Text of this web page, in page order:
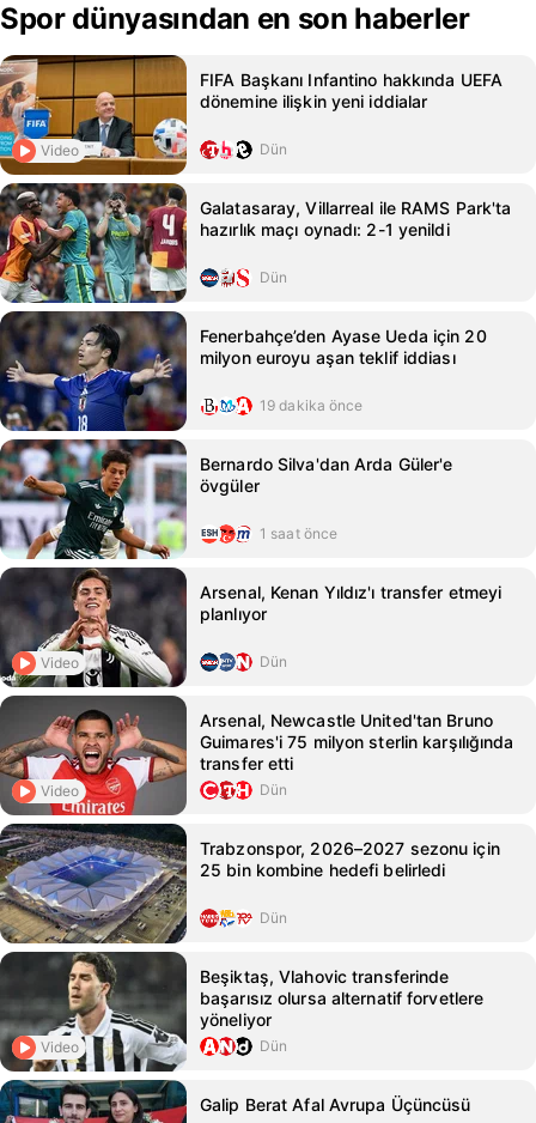
Spor dünyasından en son haberler
Video
FIFA Başkanı Infantino hakkında UEFA
dönemine ilişkin yeni iddialar
Dün
Galatasaray, Villarreal ile RAMS Park'ta
hazırlık maçı oynadı: 2-1 yenildi
Dün
Fenerbahçe’den Ayase Ueda için 20
milyon euroyu aşan teklif iddiası
19 dakika önce
Bernardo Silva'dan Arda Güler'e
övgüler
1 saat önce
Video
Arsenal, Kenan Yıldız'ı transfer etmeyi
planlıyor
Dün
Video
Arsenal, Newcastle United'tan Bruno
Guimares'i 75 milyon sterlin karşılığında
transfer etti
Dün
Trabzonspor, 2026–2027 sezonu için
25 bin kombine hedefi belirledi
Dün
Video
Beşiktaş, Vlahovic transferinde
başarısız olursa alternatif forvetlere
yöneliyor
Dün
Galip Berat Afal Avrupa Üçüncüsü